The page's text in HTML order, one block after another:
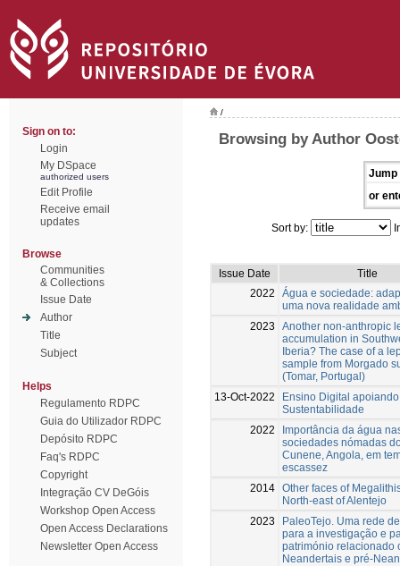
Sign on to:
Login
My DSpace
authorized users
Edit Profile
Receive email
updates
Browse
Communities
& Collections
Issue Date
Author
Title
Subject
Helps
Regulamento RDPC
Guia do Utilizador RDPC
Depósito RDPC
Faq's RDPC
Copyright
Integração CV DeGóis
Workshop Open Access
Open Access Declarations
Newsletter Open Access
/
Browsing by Author
Jump
or
Sort by:
Issue Date
Title
2022
Água e sociedade:
uma nova realidade
2023
Another non-anthropic
accumulation in
Iberia? The case of a
sample from Morgado
(Tomar, Portugal)
13-Oct-2022
Ensino Digital
Sustentabilidade
2022
Importância da água
sociedades nómadas
Cunene, Angola, em
escassez
2014 Other faces of
North-east of Alentejo
2023
PaleoTejo. Uma rede
para a investigação e
património relacionado
Neandertais e pré-